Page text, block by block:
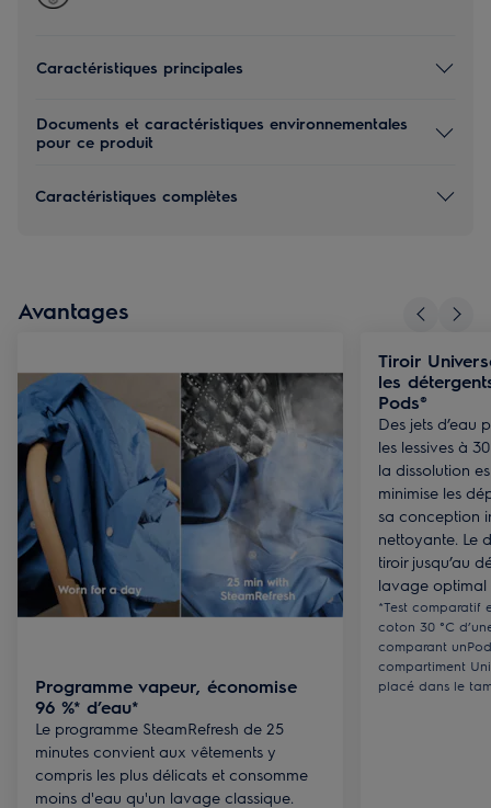
Caractéristiques principales
Documents et caractéristiques environnementales
pour ce produit
Caractéristiques complètes
Avantages
Programme vapeur, économise
96 %* d’eau*
Le programme SteamRefresh de 25
minutes convient aux vêtements y
compris les plus délicats et consomme
moins d'eau qu'un lavage classique.
Tiroir
les
Pods®
Des jets d’eau
les lessives à
la dissolution
minimise les
sa conception
nettoyante. Le
tiroir jusqu’au
lavage optimal
*Test comparatif
coton 30 °C
comparant
compartiment
placé dans le